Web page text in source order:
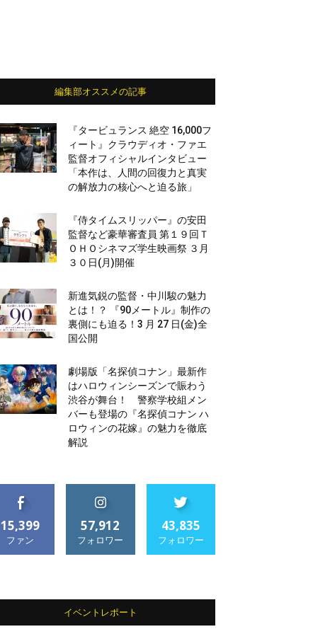
編集部オススメの記事
『タービュランス 絶空 16,000フ
ィート』クラウディオ・ファエ
監督オフィシャルインタビュー
「本作は、人間の回復力と真実
の解放力の核心へと迫る旅」
『侍タイムスリッパー』の安田
監督など豪華審査員 第１９回Ｔ
ＯＨＯシネマズ学生映画祭 ３月
３０日(月)開催
新進気鋭の監督・中川駿の魅力
とは！？ 『90メートル』制作の
裏側にも迫る！3 月 27 日(金)全
国公開
劇場版「名探偵コナン」最新作
はハロウィンシーズンで賑わう
渋谷が舞台！ 警察学校組メン
バーも登場の『名探偵コナン ハ
ロウィンの花嫁』の魅力を徹底
解説
15,399
ファン
57,912
フォロワー
43,835
フォロワー
イベントレポート